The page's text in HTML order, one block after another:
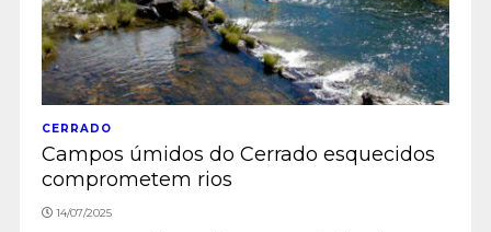
CERRADO
Campos úmidos do Cerrado esquecidos
comprometem rios
14/07/2025